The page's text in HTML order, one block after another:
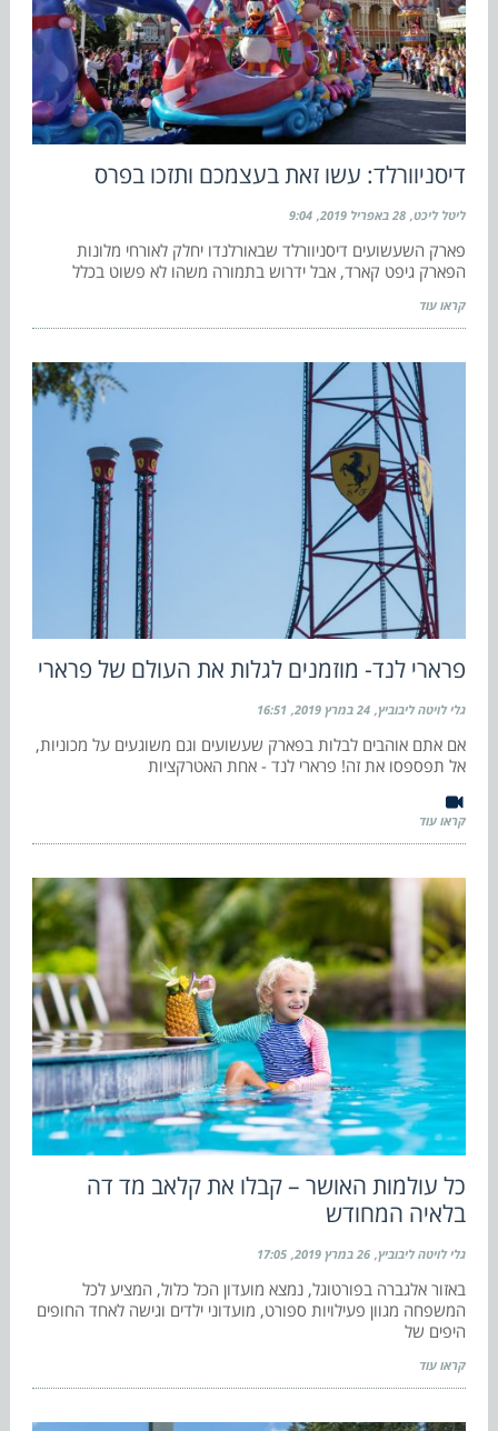
דיסניוורלד: עשו זאת בעצמכם ותזכו בפרס
ליטל ליכט 28 באפריל 2019 9:04
פארק השעשועים דיסניוורלד שבאורלנדו יחלק לאורחי מלונות
הפארק גיפט קארד, אבל ידרוש בתמורה משהו לא פשוט בכלל
קראו עוד
פרארי לנד- מוזמנים לגלות את העולם של פרארי
גלי לויטה ליבוביץ 24 במרץ 2019 16:51
אם אתם אוהבים לבלות בפארק שעשועים וגם משוגעים על מכוניות,
אל תפספסו את זה! פרארי לנד - אחת האטרקציות
קראו עוד
כל עולמות האושר – קבלו את קלאב מד דה
בלאיה המחודש
גלי לויטה ליבוביץ 26 במרץ 2019 17:05
באזור אלגברה בפורטוגל, נמצא מועדון הכל כלול, המציע לכל
המשפחה מגוון פעילויות ספורט, מועדוני ילדים וגישה לאחד החופים
היפים של
קראו עוד